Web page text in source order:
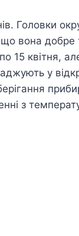
Головки
що вона
квітня,
у
з